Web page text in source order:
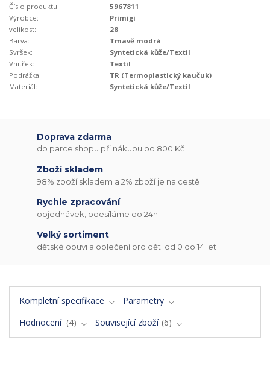
Číslo produktu:
5967811
Výrobce:
Primigi
velikost:
28
Barva:
Tmavě modrá
Svršek:
Syntetická kůže/Textil
Vnitřek:
Textil
Podrážka:
TR (Termoplastický kaučuk)
Materiál:
Syntetická kůže/Textil
Doprava zdarma
do parcelshopu při nákupu od 800 Kč
Zboží skladem
98% zboží skladem a 2% zboží je na cestě
Rychle zpracování
objednávek, odesíláme do 24h
Velký sortiment
dětské obuvi a oblečení pro děti od 0 do 14 let
Kompletní specifikace
Parametry
Hodnocení
4 Související zboží 6